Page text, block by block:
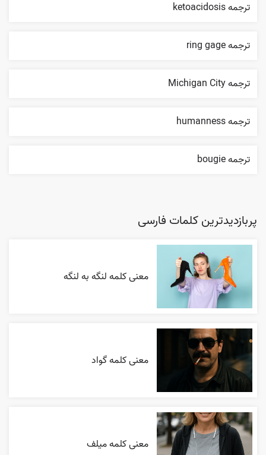
ترجمه ketoacidosis
ترجمه ring gage
ترجمه Michigan City
ترجمه humanness
ترجمه bougie
پربازدیدترین کلمات فارسی
معنی کلمه لنگه به لنگه
معنی کلمه گواد
معنی کلمه میلف